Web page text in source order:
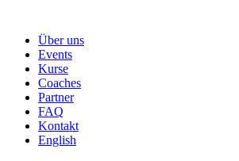
contentÜber uns
Events
Kurse
Coaches
Partner
FAQ
Kontakt
English